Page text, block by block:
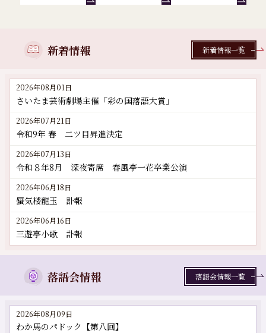
新着情報
2026年08月01日
さいたま芸術劇場主催「彩の国落語大賞」
2026年07月21日
令和9年 春 二ツ目昇進決定
2026年07月13日
令和８年8月 深夜寄席 春風亭一花卒業公演
2026年06月18日
蜃気楼龍玉 訃報
2026年06月16日
三遊亭小歌 訃報
新着情報一覧
落語会情報
2026年08月09日
わか馬のパドック【第八回】
落語会情報一覧